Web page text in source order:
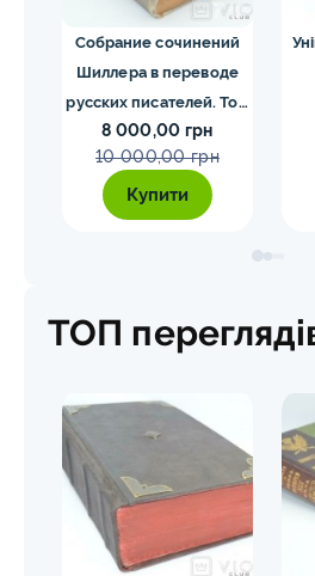
Собрание сочинений
Шиллера в переводе
русских писателей. Том
1-4. Шиллер 1901-1902
гг.
8 000,00 грн
10 000,00 грн
Купити
ТОП